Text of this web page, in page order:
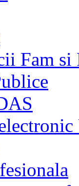
Fam si